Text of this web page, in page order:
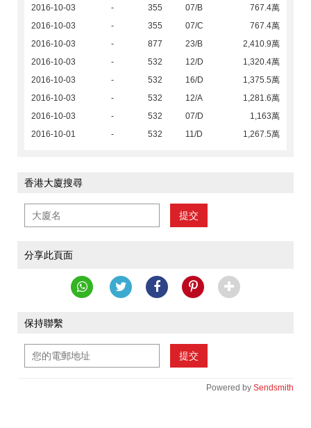
2016-10-03
- 355 07/B
767.4萬
2016-10-03
- 355 07/C
767.4萬
2016-10-03
- 877 23/B
2,410.9萬
2016-10-03
- 532 12/D
1,320.4萬
2016-10-03
- 532 16/D
1,375.5萬
2016-10-03
- 532 12/A
1,281.6萬
2016-10-03
- 532 07/D
1,163萬
2016-10-01
- 532 11/D 1,267.5萬
香港大廈搜尋
提交
分享此頁面
保持聯繫
提交
Powered by Sendsmith